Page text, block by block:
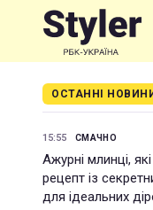
ОСТАННІ
15:55 СМАЧНО
Ажурні млинці,
рецепт із
для ідеальних